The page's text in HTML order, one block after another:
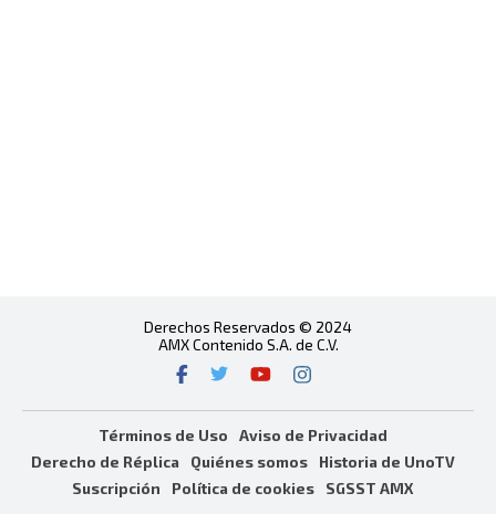
Derechos Reservados © 2024
AMX Contenido S.A. de C.V.
Términos de Uso
Aviso de Privacidad
Derecho de Réplica
Quiénes somos
Historia de UnoTV
Suscripción
Política de cookies SGSST AMX